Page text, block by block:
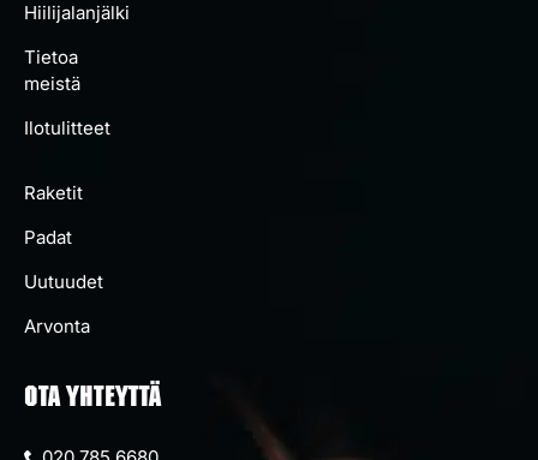
Hiilijalanjälki
Tietoa
meistä
Ilotulitteet
Raketit
Padat
Uutuudet
Arvonta
OTA YHTEYTTÄ